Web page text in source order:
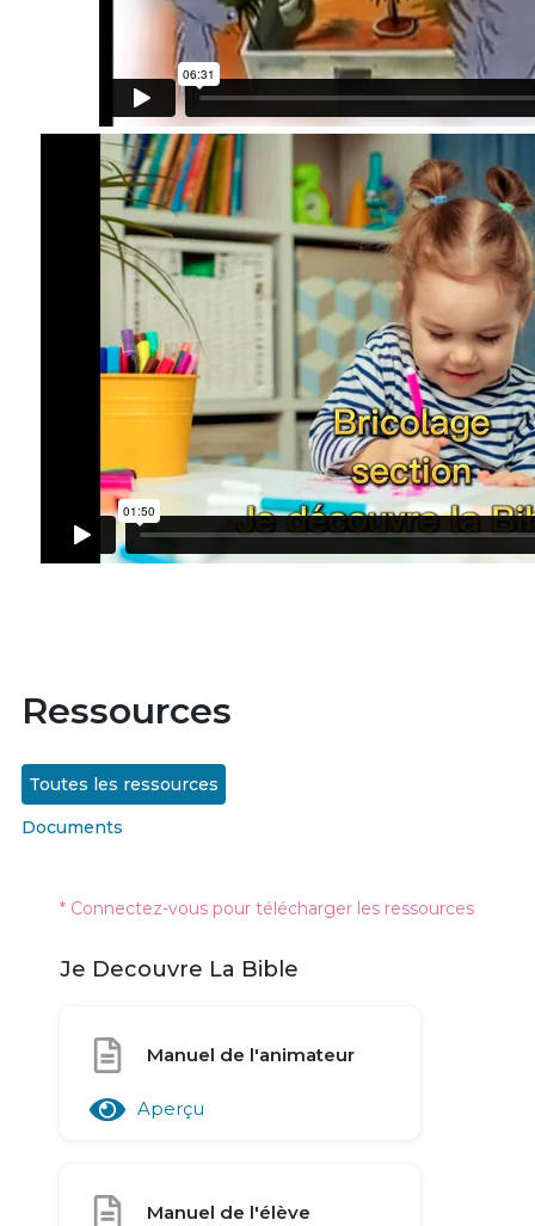
Ressources
Toutes les ressources
Documents
* Connectez-vous pour télécharger les ressources
Je Decouvre La Bible
Manuel de l'animateur
Aperçu
Manuel de l'élève